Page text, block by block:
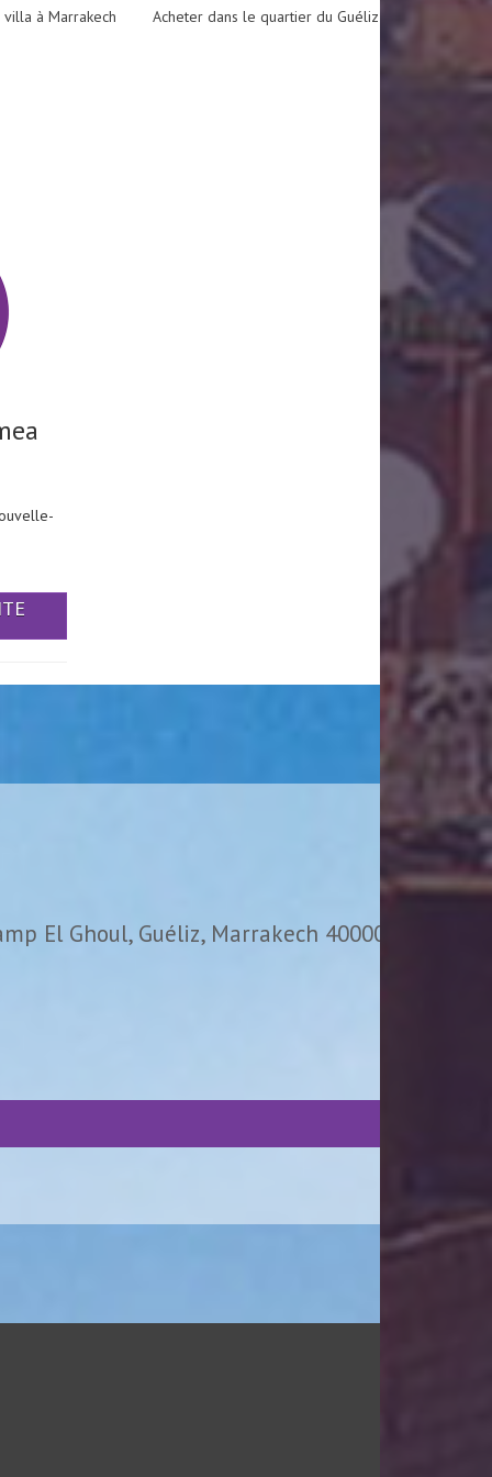
à Marrakech Acheter dans le quartier du Guéliz
El Ghoul, Guéliz, Marrakech 40000,